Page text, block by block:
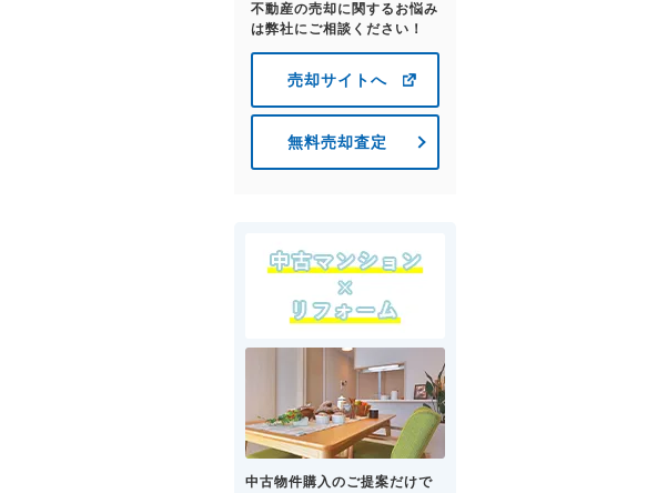
不動産の売却に関するお悩み
は弊社にご相談ください！
売却サイトへ
無料売却査定
中古物件購入のご提案だけで